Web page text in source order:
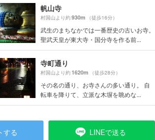
帆山寺
村国山より約930m （徒歩16分）
武生のまちなかでは一番歴史の古いお寺。
聖武天皇が東大寺・国分寺を作る前...
寺町通り
村国山より約1620m （徒歩28分）
その名の通り、お寺さんの多い通り。 自
転車を降りて、立派な木塀を眺めな...
する LINEで送る